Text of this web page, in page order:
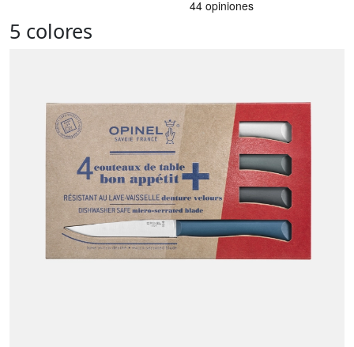
5 colores